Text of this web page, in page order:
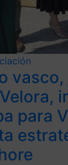
para